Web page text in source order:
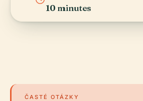
10 minutes
ČASTÉ OTÁZKY